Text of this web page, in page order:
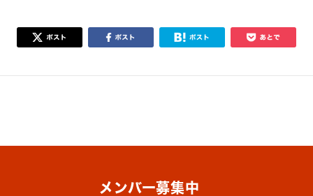
メンバー募集中